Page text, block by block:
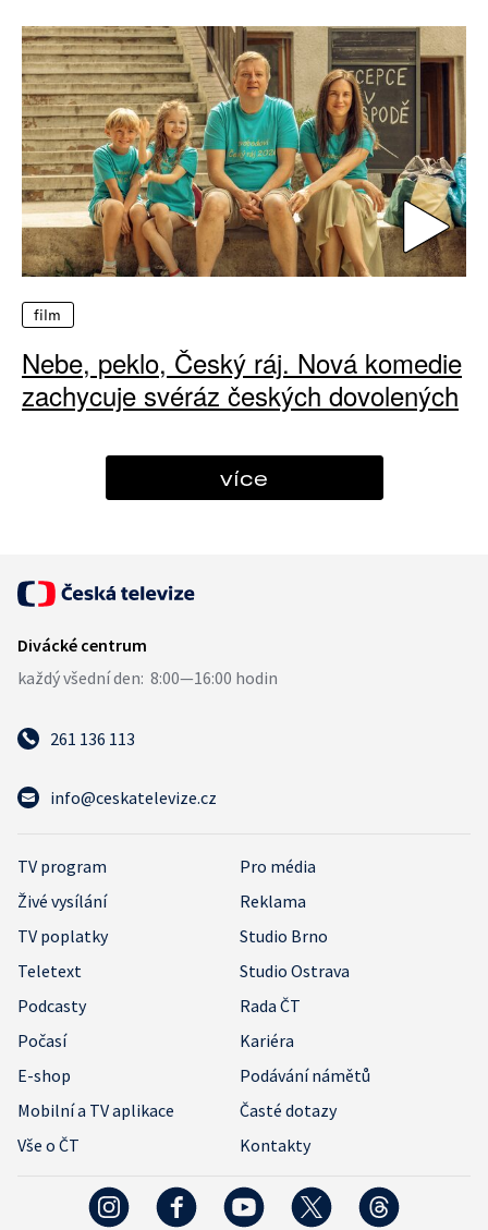
film
Nebe, peklo, Český ráj. Nová komedie
zachycuje svéráz českých dovolených
více
261 136 113
info@ceskatelevize.cz
TV program
Pro média
Živé vysílání
Reklama
TV poplatky
Studio Brno
Teletext
Studio Ostrava
Podcasty
Rada ČT
Počasí
Kariéra
E-shop
Podávání námětů
Mobilní a TV aplikace
Časté dotazy
Vše o ČT
Kontakty